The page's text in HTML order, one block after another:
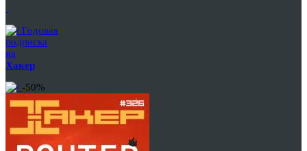
Годовая
подписка
на
Хакер
-50%